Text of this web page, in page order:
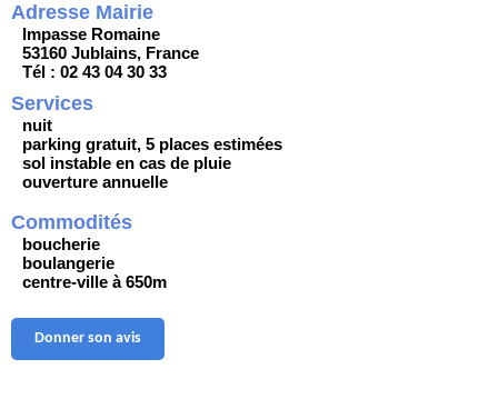
Adresse Mairie
Impasse Romaine
53160 Jublains, France
Tél : 02 43 04 30 33
Services
nuit
parking gratuit, 5 places estimées
sol instable en cas de pluie
ouverture annuelle
Commodités
boucherie
boulangerie
centre-ville à 650m
Donner son avis